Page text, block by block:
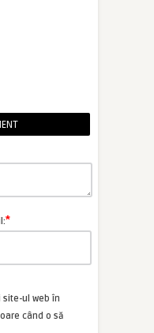
*
ul web în
când o să